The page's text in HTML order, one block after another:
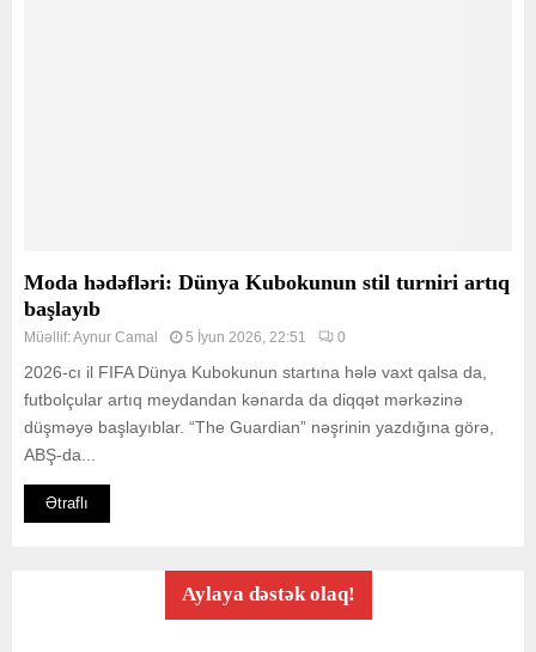
Moda hədəfləri: Dünya Kubokunun stil turniri artıq
başlayıb
Müəllif:Aynur Camal 5 İyun 2026, 22:51 0
2026-cı il FIFA Dünya Kubokunun startına hələ vaxt qalsa da,
futbolçular artıq meydandan kənarda da diqqət mərkəzinə
düşməyə başlayıblar. “The Guardian” nəşrinin yazdığına görə,
ABŞ-da...
Ətraflı
Aylaya dəstək olaq!